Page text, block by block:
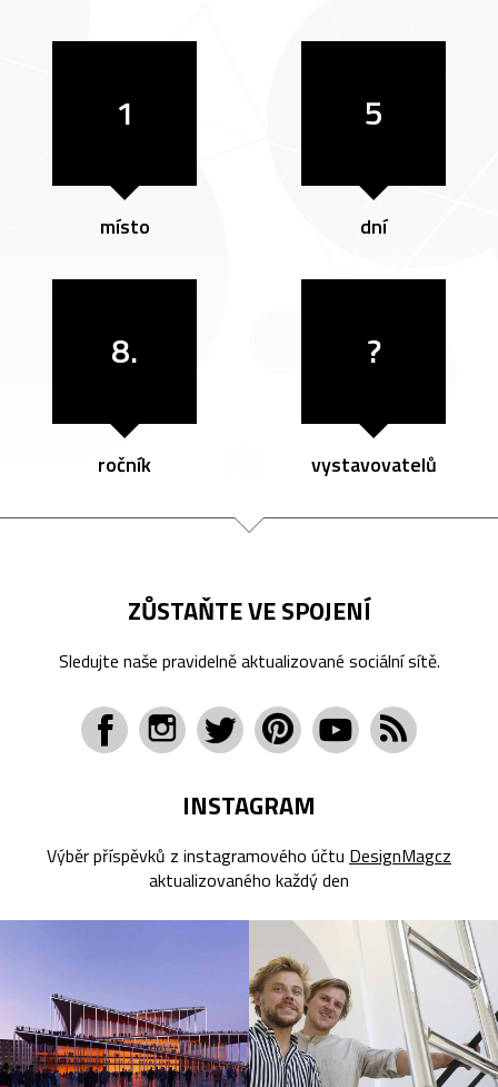
1
místo
5
dní
8.
ročník
?
vystavovatelů
ZŮSTAŇTE VE SPOJENÍ
Sledujte naše pravidelně aktualizované sociální sítě.
INSTAGRAM
Výběr příspěvků z instagramového účtu DesignMagcz
aktualizovaného každý den